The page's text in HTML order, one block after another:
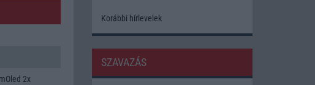
2x
Korábbi hírlevelek
SZAVAZÁS